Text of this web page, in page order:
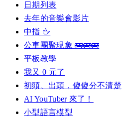
日期列表
去年的音樂會影片
中指 🖕
公車團聚現象 🚌🚌🚌
平板教學
我又 0 元了
初頭、出頭，傻傻分不清楚
AI YouTuber 來了！
小型語言模型